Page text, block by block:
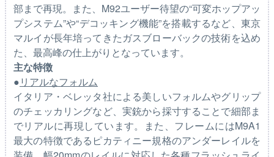
部まで再現。また、M92ユーザー待望の“可変ホップアッ
プシステム”や“デコッキング機能”を搭載するなど、東京
マルイが長年培ってきたガスブローバックの技術を込め
た、最高峰の仕上がりとなっています。
主な特徴
●リアルなフォルム
イタリア・ベレッタ社による美しいフォルムやグリップ
のチェッカリングなど、実銃から採寸することで細部ま
でリアルに再現しています。また、フレームにはM9A1
最大の特徴であるピカティニー規格のアンダーレイルを